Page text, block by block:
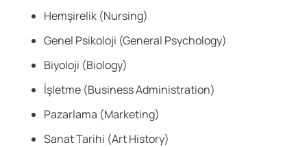
Hemşirelik (Nursing)
Genel Psikoloji (General Psychology)
Biyoloji (Biology)
İşletme (Business Administration)
Pazarlama (Marketing)
Sanat Tarihi (Art History)